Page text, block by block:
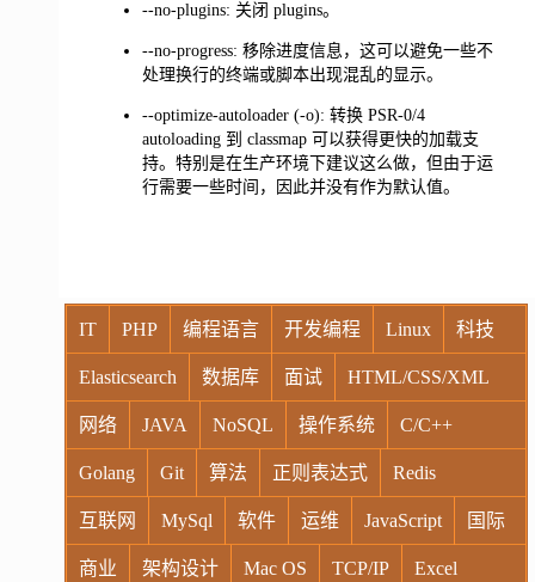
--no-plugins: 关闭 plugins。
--no-progress: 移除进度信息，这可以避免一些不
处理换行的终端或脚本出现混乱的显示。
--optimize-autoloader (-o): 转换 PSR-0/4
autoloading 到 classmap 可以获得更快的加载支
持。特别是在生产环境下建议这么做，但由于运
行需要一些时间，因此并没有作为默认值。
IT PHP 编程语言 开发编程 Linux 科技
Elasticsearch 数据库 面试 HTML/CSS/XML
网络 JAVA NoSQL 操作系统 C/C++
Golang Git 算法 正则表达式 Redis
互联网 MySql 软件 运维 JavaScript 国际
商业 架构设计 Mac OS TCP/IP Excel